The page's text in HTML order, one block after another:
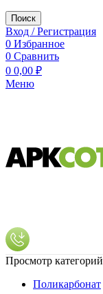
Поиск
Вход / Регистрация
0 Избранное
0 Сравнить
0 0,00 ₽
Меню
Просмотр категорий
Поликарбонат